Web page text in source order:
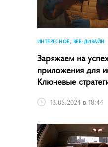
ИНТЕРЕСНОЕ, ВЕБ-ДИЗАЙН
Заряжаем на
приложения для
Ключевые
13.05.2024 в 18:44